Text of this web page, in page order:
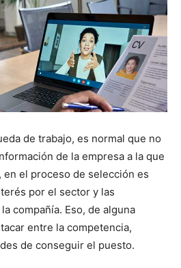
de trabajo, es normal que no
de la empresa a la que
en el proceso de selección es
por el sector y las
compañía. Eso, de alguna
entre la competencia,
de conseguir el puesto.